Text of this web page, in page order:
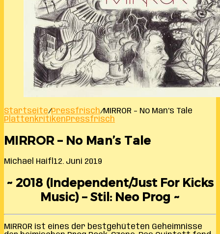
Startseite/Pressfrisch/MIRROR – No Man’s Tale
PlattenkritikenPressfrisch
MIRROR – No Man’s Tale
Michael Haifl 12. Juni 2019
~ 2018 (Independent/Just For Kicks
Music) – Stil: Neo Prog ~
MIRROR ist eines der bestgehüteten Geheimnisse